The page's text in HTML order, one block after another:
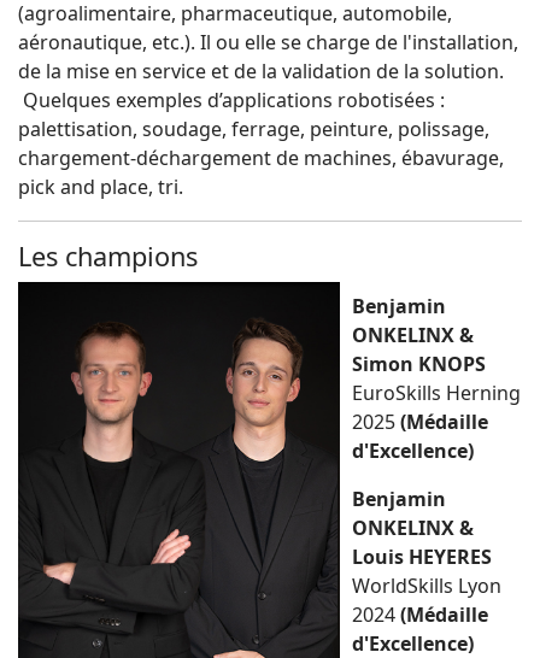
(agroalimentaire, pharmaceutique, automobile,
aéronautique, etc.). Il ou elle se charge de l'installation,
de la mise en service et de la validation de la solution.
Quelques exemples d’applications robotisées :
palettisation, soudage, ferrage, peinture, polissage,
chargement-déchargement de machines, ébavurage,
pick and place, tri.
Les champions
Benjamin
ONKELINX &
Simon KNOPS
EuroSkills Herning
2025(Médaille
d'Excellence)
Benjamin
ONKELINX &
Louis HEYERES
WorldSkills Lyon
2024(Médaille
d'Excellence)